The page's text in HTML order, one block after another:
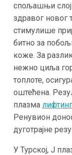
спољашњи слој
здравог новог
стимулише
битно за
коже. За
нежно циља
топлоте,
оштећена.
плазма
Ренувион
дуготрајне
У Турској, J